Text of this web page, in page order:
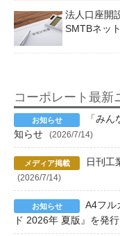
法人口座開
SMTBネッ
コーポレート最新
「み
知らせ
(2026/7/14)
日刊工
(2026/7/14)
A4フル
ド 2026年 夏版』を発